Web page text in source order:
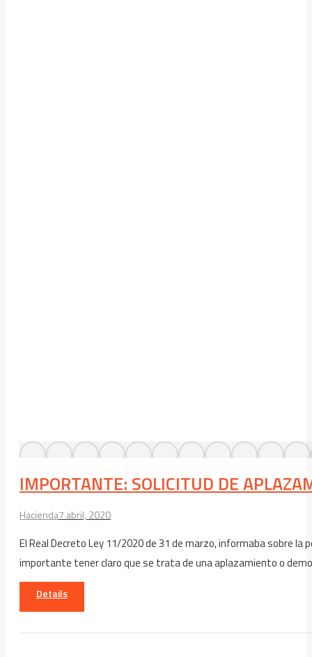
IMPORTANTE: SOLICITUD DE
Hacienda7 abril, 2020
El Real Decreto Ley 11/2020 de 31 de marzo, informaba sobre
importante tener claro que se trata de una aplazamiento o
Details